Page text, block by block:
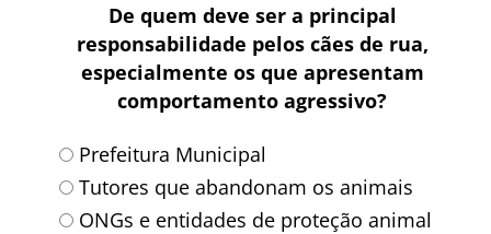
De quem deve ser a principal
responsabilidade pelos cães de rua,
especialmente os que apresentam
comportamento agressivo?
Prefeitura Municipal
Tutores que abandonam os animais
ONGs e entidades de proteção animal